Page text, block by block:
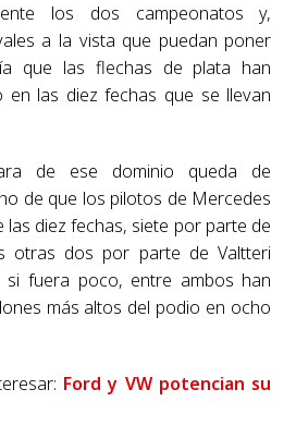
los dos campeonatos y,
a la vista que puedan poner
que las flechas de plata han
en las diez fechas que se llevan
de ese dominio queda de
de que los pilotos de Mercedes
las diez fechas, siete por parte de
otras dos por parte de Valtteri
si fuera poco, entre ambos han
más altos del podio en ocho
Ford y VW potencian su